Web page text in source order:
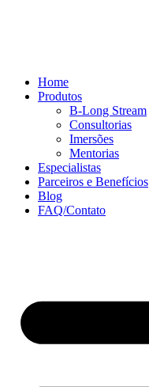
Home
Produtos
B-Long Stream
Consultorias
Imersões
Mentorias
Especialistas
Parceiros e Benefícios
Blog
FAQ/Contato